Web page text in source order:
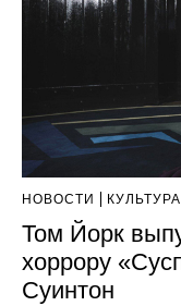
НОВОСТИ КУЛЬТУРА
Том Йорк
хоррору
Суинтон